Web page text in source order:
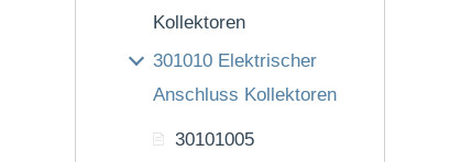
Kollektoren
301010 Elektrischer
Anschluss Kollektoren
30101005